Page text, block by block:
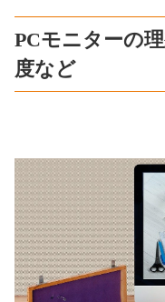
PCモニターの
度など